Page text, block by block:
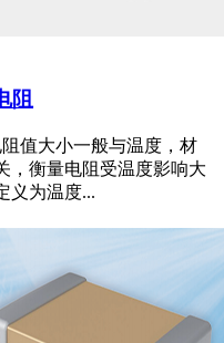
阻
大小一般与温度，材
，衡量电阻受温度影响大
义为温度...